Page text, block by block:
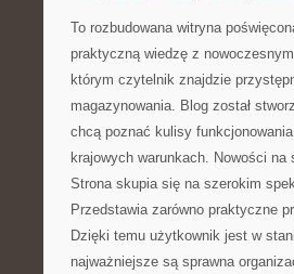
To rozbudowana witryna
praktyczną wiedzę z
którym czytelnik znajdzie
magazynowania. Blog został
chcą poznać kulisy
krajowych warunkach. Nowości na
Strona skupia się na szerokim
Przedstawia zarówno praktyczne
Dzięki temu użytkownik jest w
najważniejsze są sprawna